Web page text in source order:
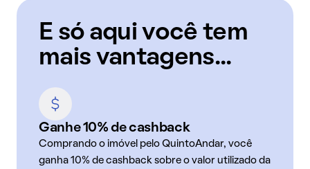
E só aqui você tem
mais vantagens...
Ganhe 10% de cashback
Comprando o imóvel pelo QuintoAndar, você
ganha 10% de cashback sobre o valor utilizado da